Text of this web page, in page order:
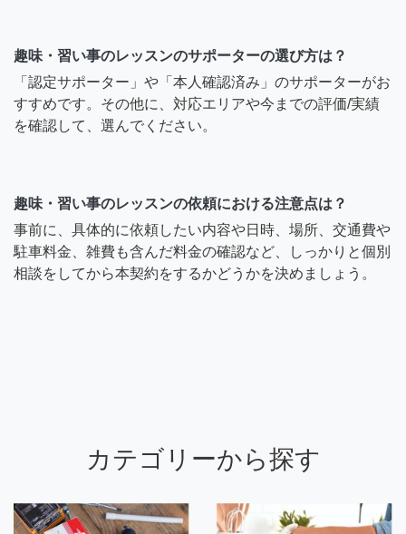
趣味・習い事のレッスンのサポーターの選び方は？
「認定サポーター」や「本人確認済み」のサポーターがお
すすめです。その他に、対応エリアや今までの評価/実績
を確認して、選んでください。
趣味・習い事のレッスンの依頼における注意点は？
事前に、具体的に依頼したい内容や日時、場所、交通費や
駐車料金、雑費も含んだ料金の確認など、しっかりと個別
相談をしてから本契約をするかどうかを決めましょう。
カテゴリーから探す